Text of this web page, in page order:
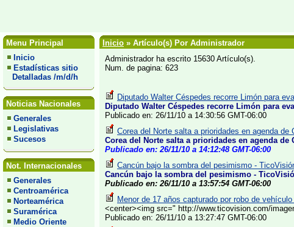
Menu Principal
Inicio
Estadísticas sitio
Detalladas /m/d/h
Noticias Nacionales
Generales
Legislativas
Sucesos
Not. Internacionales
Generales
Centroamérica
Norteamérica
Suramérica
Medio Oriente
Inicio » Artículo(s) Por Administrador
Administrador ha escrito 15630 Artículo(s).
Num. de pagina: 623
Diputado Walter Céspedes recorre Limón para
Diputado Walter Céspedes recorre Limón para
Publicado en: 26/11/10 a 14:30:56 GMT-06:00
Corea del Norte salta a prioridades en agenda de
Corea del Norte salta a prioridades en agenda de
Publicado en: 26/11/10 a 14:12:48 GMT-06:00
Cancún bajo la sombra del pesimismo -
Cancún bajo la sombra del pesimismo -
Publicado en: 26/11/10 a 13:57:54 GMT-06:00
Menor de 17 años capturado por robo de
<center><img src=" http://www.ticovision.com/
Publicado en: 26/11/10 a 13:27:47 GMT-06:00